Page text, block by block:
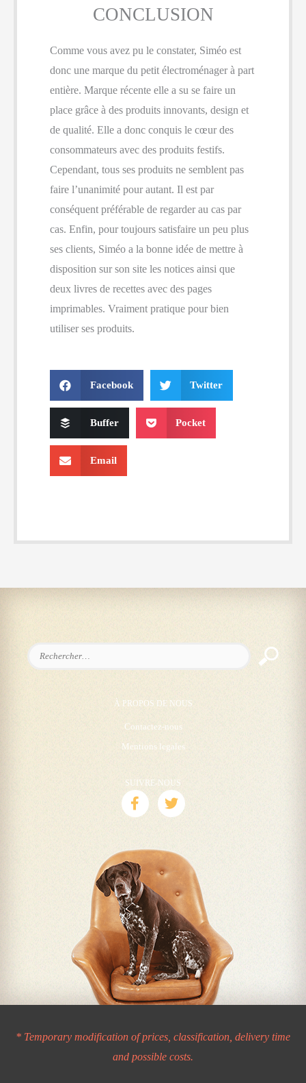
CONCLUSION
Comme vous avez pu le constater, Siméo est
donc une marque du petit électroménager à part
entière. Marque récente elle a su se faire un
place grâce à des produits innovants, design et
de qualité. Elle a donc conquis le cœur des
consommateurs avec des produits festifs.
Cependant, tous ses produits ne semblent pas
faire l’unanimité pour autant. Il est par
conséquent préférable de regarder au cas par
cas. Enfin, pour toujours satisfaire un peu plus
ses clients, Siméo a la bonne idée de mettre à
disposition sur son site les notices ainsi que
deux livres de recettes avec des pages
imprimables. Vraiment pratique pour bien
utiliser ses produits.
Facebook Twitter
Buffer Pocket
Email
Rechercher :
À PROPOS DE NOUS
Contactez-nous
Mentions legales
SUIVRE-NOUS
* Temporary modification of prices, classification, delivery time
and possible costs.